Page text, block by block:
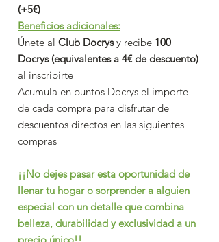
(+5€)
Beneficios adicionales:
Únete al Club Docrysy recibe 100
Docrys (equivalentes a 4€ de descuento)
al inscribirte
Acumula en puntos Docrys el importe
de cada compra para disfrutar de
descuentos directos en las siguientes
compras
¡¡No dejes pasar esta oportunidad de
llenar tu hogar o sorprender a alguien
especial con un detalle que combina
belleza, durabilidad y exclusividad a un
precio único!!